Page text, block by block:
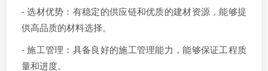
- 选材优势：有稳定的供应链和优质的建材资源，能够提
供高品质的材料选择。
- 施工管理：具备良好的施工管理能力，能够保证工程质
量和进度。